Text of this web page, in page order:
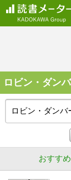
ロビン・ダン
おすす